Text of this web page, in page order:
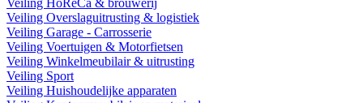
Veiling HoReCa & brouwerij
Veiling Overslaguitrusting & logistiek
Veiling Garage - Carrosserie
Veiling Voertuigen & Motorfietsen
Veiling Winkelmeubilair & uitrusting
Veiling Sport
Veiling Huishoudelijke apparaten